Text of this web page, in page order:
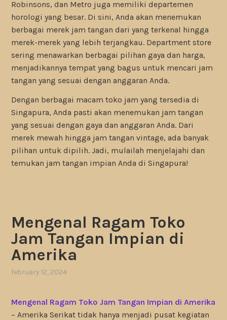
Robinsons, dan Metro juga memiliki departemen
horologi yang besar. Di sini, Anda akan menemukan
berbagai merek jam tangan dari yang terkenal hingga
merek-merek yang lebih terjangkau. Department store
sering menawarkan berbagai pilihan gaya dan harga,
menjadikannya tempat yang bagus untuk mencari jam
tangan yang sesuai dengan anggaran Anda.
Dengan berbagai macam toko jam yang tersedia di
Singapura, Anda pasti akan menemukan jam tangan
yang sesuai dengan gaya dan anggaran Anda. Dari
merek mewah hingga jam tangan vintage, ada banyak
pilihan untuk dipilih. Jadi, mulailah menjelajahi dan
temukan jam tangan impian Anda di Singapura!
Mengenal Ragam Toko
Jam Tangan Impian di
Amerika
february 12, 2024
Mengenal Ragam Toko Jam Tangan Impian di Amerika
– Amerika Serikat tidak hanya menjadi pusat kegiatan